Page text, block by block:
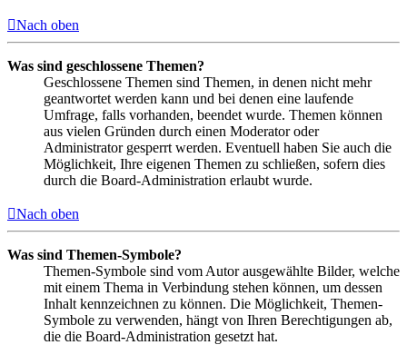
Nach oben
Was sind geschlossene Themen?
Geschlossene Themen sind Themen, in denen nicht mehr
geantwortet werden kann und bei denen eine laufende
Umfrage, falls vorhanden, beendet wurde. Themen können
aus vielen Gründen durch einen Moderator oder
Administrator gesperrt werden. Eventuell haben Sie auch die
Möglichkeit, Ihre eigenen Themen zu schließen, sofern dies
durch die Board-Administration erlaubt wurde.
Nach oben
Was sind Themen-Symbole?
Themen-Symbole sind vom Autor ausgewählte Bilder, welche
mit einem Thema in Verbindung stehen können, um dessen
Inhalt kennzeichnen zu können. Die Möglichkeit, Themen-
Symbole zu verwenden, hängt von Ihren Berechtigungen ab,
die die Board-Administration gesetzt hat.